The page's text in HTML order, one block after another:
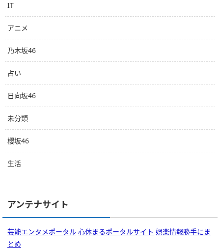
IT
アニメ
乃木坂46
占い
日向坂46
未分類
櫻坂46
生活
アンテナサイト
芸能エンタメポータル 心休まるポータルサイト 娯楽情報勝手にま
とめ